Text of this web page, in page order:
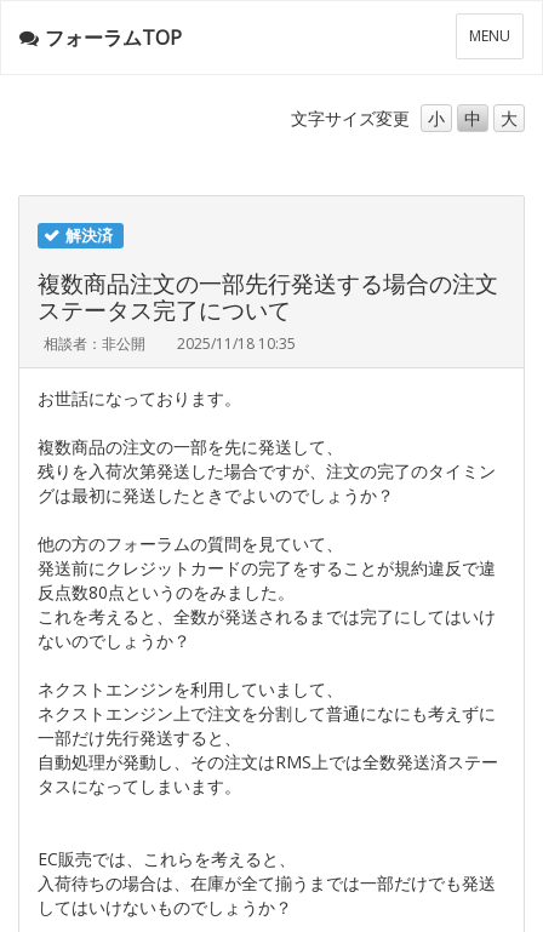
メ
ニ
ー
MENU
フォーラムTOP
文字サイズ変更 小 中 大
解決済
複数商品注文の一部先行発送する場合の注文
ステータス完了について
相談者：非公開 2025/11/18 10:35
お世話になっております。
複数商品の注文の一部を先に発送して、
残りを入荷次第発送した場合ですが、注文の完了のタイミン
グは最初に発送したときでよいのでしょうか？
他の方のフォーラムの質問を見ていて、
発送前にクレジットカードの完了をすることが規約違反で違
反点数80点というのをみました。
これを考えると、全数が発送されるまでは完了にしてはいけ
ないのでしょうか？
ネクストエンジンを利用していまして、
ネクストエンジン上で注文を分割して普通になにも考えずに
一部だけ先行発送すると、
自動処理が発動し、その注文はRMS上では全数発送済ステー
タスになってしまいます。
EC販売では、これらを考えると、
入荷待ちの場合は、在庫が全て揃うまでは一部だけでも発送
してはいけないものでしょうか？